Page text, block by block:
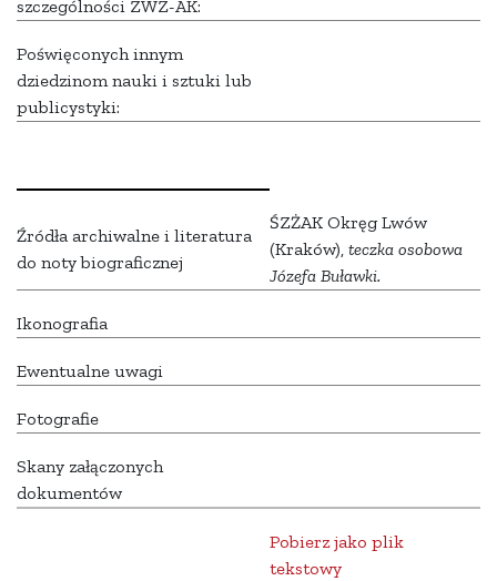
szczególności ZWZ-AK:
Poświęconych innym
dziedzinom nauki i sztuki lub
publicystyki:
Źródła archiwalne i literatura
do noty biograficznej
ŚZŻAK Okręg Lwów
(Kraków), teczka osobowa
Józefa Buławki.
Ikonografia
Ewentualne uwagi
Fotografie
Skany załączonych
dokumentów
Pobierz jako plik
tekstowy